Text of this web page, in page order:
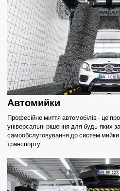
Автомийки
Професійне миття автомобілів - це
універсальні рішення для будь-яких
самообслуговування до систем
транспорту.